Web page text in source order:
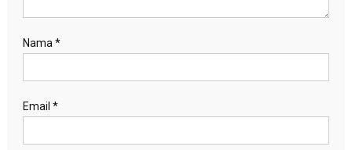
Nama *
Email *